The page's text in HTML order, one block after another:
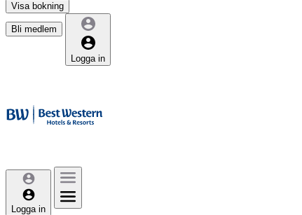
Visa bokning
Bli medlem
Logga in
Logga in